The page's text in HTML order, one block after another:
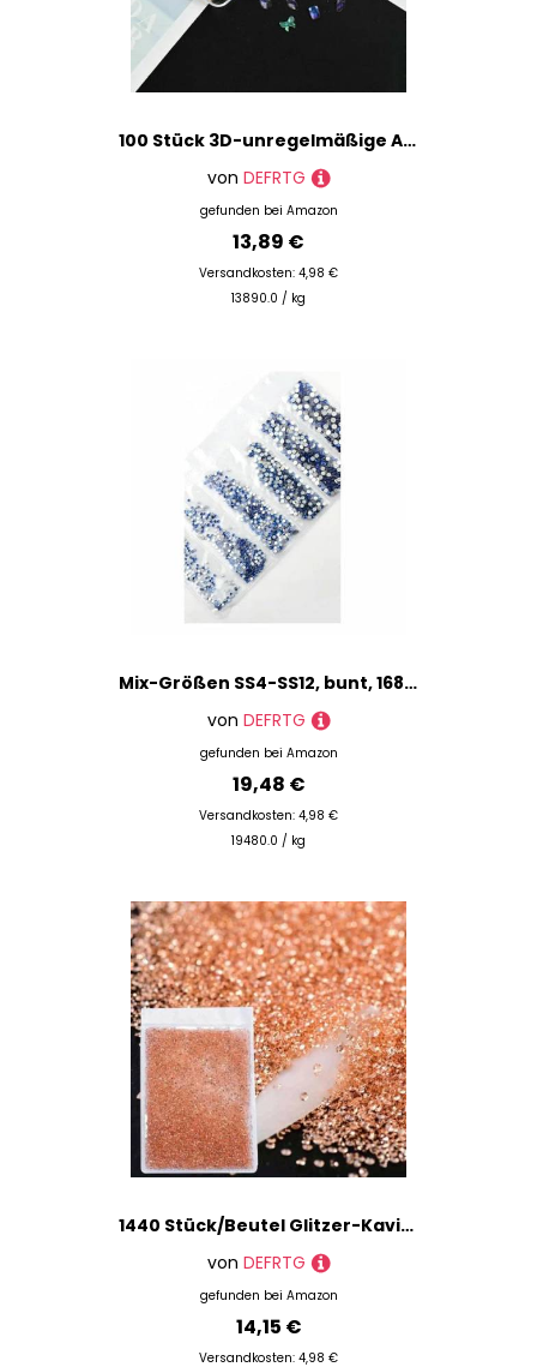
100 Stück 3D-unregelmäßige Aurora-Kristall-Strasssteine in mehreren Formen, Aurora-Nagel-Edelsteine in 6 Farben, flache Rückseite, glänzende Nail-Art-Strass-Anhänger, 1 Box
von DEFRTG
gefunden bei Amazon
13,89 €
Versandkosten: 4,98 €
13890.0 / kg
Mix-Größen SS4-SS12, bunt, 1680 Stück, 3D-Non-HotFix-Nagelkunst, flache Rückseite, Strass-Dekorationen, Tanzkostüme, Saphir, 1680 Stück
von DEFRTG
gefunden bei Amazon
19,48 €
Versandkosten: 4,98 €
19480.0 / kg
1440 Stück/Beutel Glitzer-Kaviar-Nägel, Strasssteine, Feen-Kristallperlen, 3D-AB-Kristall, Nagelkunst-Zubehör, DIY-Design, Maniküre, Champagner
von DEFRTG
gefunden bei Amazon
14,15 €
Versandkosten: 4,98 €